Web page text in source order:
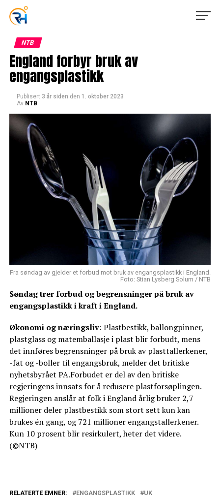
NTB
England forbyr bruk av
engangsplastikk
Publisert 3 år siden den 1. oktober 2023
Av NTB
Fra søndag av gjelder et forbud mot bruk av engangsplastikk i England.
Foto: Stian Lysberg Solum / NTB
Søndag trer forbud og begrensninger på bruk av
engangsplastikk i kraft i England.
Økonomi og næringsliv: Plastbestikk, ballongpinner,
plastglass og matemballasje i plast blir forbudt, mens
det innføres begrensninger på bruk av plasttallerkener,
-fat og -boller til engangsbruk, melder det britiske
nyhetsbyrået PA.Forbudet er del av den britiske
regjeringens innsats for å redusere plastforsøplingen.
Regjeringen anslår at folk i England årlig bruker 2,7
millioner deler plastbestikk som stort sett kun kan
brukes én gang, og 721 millioner engangstallerkener.
Kun 10 prosent blir resirkulert, heter det videre.
(©NTB)
RELATERTE EMNER: ENGANGSPLASTIKK UK